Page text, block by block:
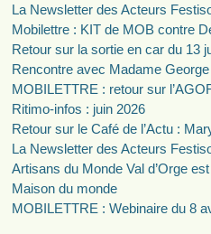
La Newsletter des Acteurs
Mobilettre : KIT de MOB contre
Retour sur la sortie en car du 13
Rencontre avec Madame
MOBILETTRE : retour sur
Ritimo-infos : juin 2026
Retour sur le Café de l’Actu :
La Newsletter des Acteurs
Artisans du Monde Val d’Orge
Maison du monde
MOBILETTRE : Webinaire du 8